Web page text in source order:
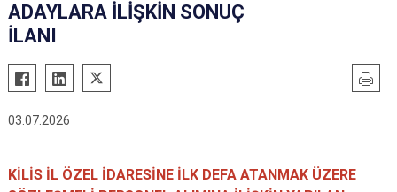
ADAYLARA İLİŞKİN SONUÇ
İLANI
03.07.2026
KİLİS İL ÖZEL İDARESİNE İLK DEFA ATANMAK ÜZERE